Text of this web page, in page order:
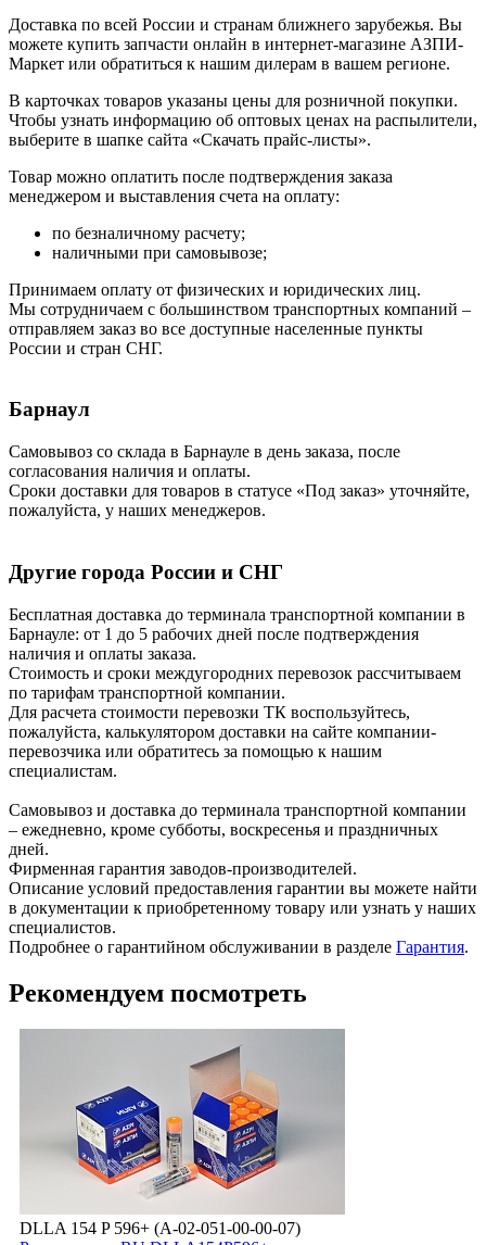
Доставка по всей России и странам ближнего зарубежья. Вы
можете купить запчасти онлайн в интернет-магазине АЗПИ-
Маркет или обратиться к нашим дилерам в вашем регионе.
В карточках товаров указаны цены для розничной покупки.
Чтобы узнать информацию об оптовых ценах на распылители,
выберите в шапке сайта «Скачать прайс-листы».
Товар можно оплатить после подтверждения заказа
менеджером и выставления счета на оплату:
по безналичному расчету;
наличными при самовывозе;
Принимаем оплату от физических и юридических лиц.
Мы сотрудничаем с большинством транспортных компаний –
отправляем заказ во все доступные населенные пункты
России и стран СНГ.
Барнаул
Самовывоз со склада в Барнауле в день заказа, после
согласования наличия и оплаты.
Сроки доставки для товаров в статусе «Под заказ» уточняйте,
пожалуйста, у наших менеджеров.
Другие города России и СНГ
Бесплатная доставка до терминала транспортной компании в
Барнауле: от 1 до 5 рабочих дней после подтверждения
наличия и оплаты заказа.
Стоимость и сроки междугородних перевозок рассчитываем
по тарифам транспортной компании.
Для расчета стоимости перевозки ТК воспользуйтесь,
пожалуйста, калькулятором доставки на сайте компании-
перевозчика или обратитесь за помощью к нашим
специалистам.
Самовывоз и доставка до терминала транспортной компании
– ежедневно, кроме субботы, воскресенья и праздничных
дней.
Фирменная гарантия заводов-производителей.
Описание условий предоставления гарантии вы можете найти
в документации к приобретенному товару или узнать у наших
специалистов.
Подробнее о гарантийном обслуживании в разделе Гарантия.
Рекомендуем посмотреть
DLLA 154 P 596+ (А-02-051-00-00-07)